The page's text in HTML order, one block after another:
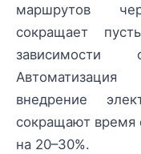
маршрутов
сокращает
внедрение
сокращают время
на 20–30%.